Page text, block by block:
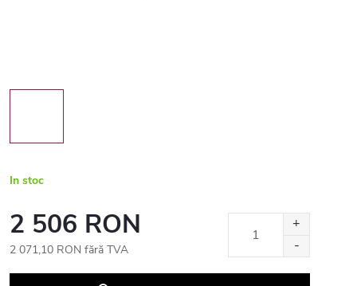
In stoc
2 506 RON
2 071,10 RON fără TVA